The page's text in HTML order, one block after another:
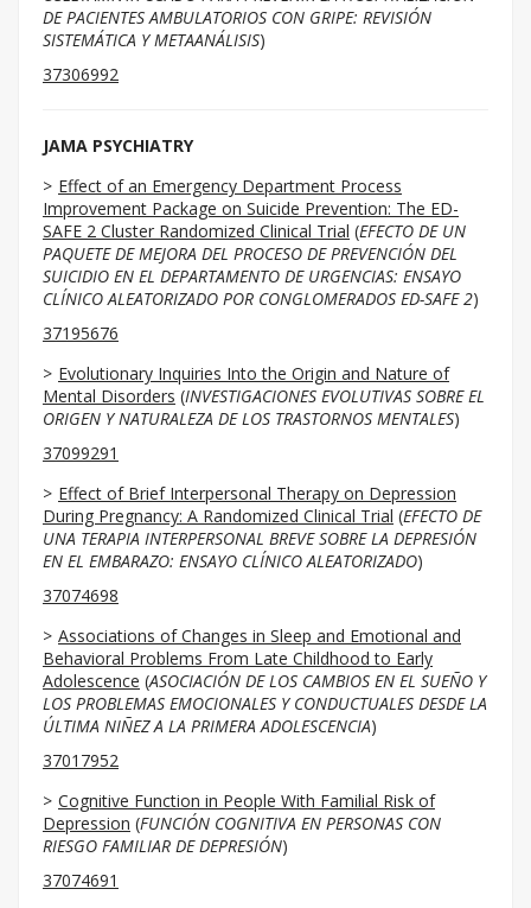
DE PACIENTES AMBULATORIOS CON GRIPE: REVISIÓN
SISTEMÁTICA Y METAANÁLISIS)
37306992
JAMA PSYCHIATRY
Effect of an Emergency Department Process
Improvement Package on Suicide Prevention: The ED-
SAFE 2 Cluster Randomized Clinical Trial (EFECTO DE UN
PAQUETE DE MEJORA DEL PROCESO DE PREVENCIÓN DEL
SUICIDIO EN EL DEPARTAMENTO DE URGENCIAS: ENSAYO
CLÍNICO ALEATORIZADO POR CONGLOMERADOS ED-SAFE 2)
37195676
Evolutionary Inquiries Into the Origin and Nature of
Mental Disorders (INVESTIGACIONES EVOLUTIVAS SOBRE EL
ORIGEN Y NATURALEZA DE LOS TRASTORNOS MENTALES)
37099291
Effect of Brief Interpersonal Therapy on Depression
During Pregnancy: A Randomized Clinical Trial (EFECTO DE
UNA TERAPIA INTERPERSONAL BREVE SOBRE LA DEPRESIÓN
EN EL EMBARAZO: ENSAYO CLÍNICO ALEATORIZADO)
37074698
Associations of Changes in Sleep and Emotional and
Behavioral Problems From Late Childhood to Early
Adolescence (ASOCIACIÓN DE LOS CAMBIOS EN EL SUEÑO Y
LOS PROBLEMAS EMOCIONALES Y CONDUCTUALES DESDE LA
ÚLTIMA NIÑEZ A LA PRIMERA ADOLESCENCIA)
37017952
Cognitive Function in People With Familial Risk of
Depression (FUNCIÓN COGNITIVA EN PERSONAS CON
RIESGO FAMILIAR DE DEPRESIÓN)
37074691